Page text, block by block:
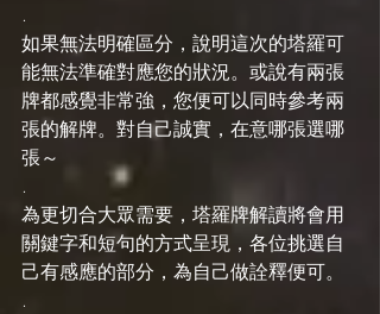
.
如果無法明確區分，說明這次的塔羅可
能無法準確對應您的狀況。或說有兩張
牌都感覺非常強，您便可以同時參考兩
張的解牌。對自己誠實，在意哪張選哪
張～
.
為更切合大眾需要，塔羅牌解讀將會用
關鍵字和短句的方式呈現，各位挑選自
己有感應的部分，為自己做詮釋便可。
.